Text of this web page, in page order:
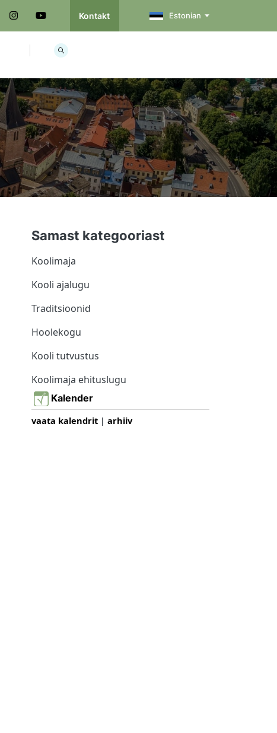
Kontakt Estonian
Samast kategooriast
Koolimaja
Kooli ajalugu
Traditsioonid
Hoolekogu
Kooli tutvustus
Koolimaja ehituslugu
Kalender
vaata kalendrit |arhiiv